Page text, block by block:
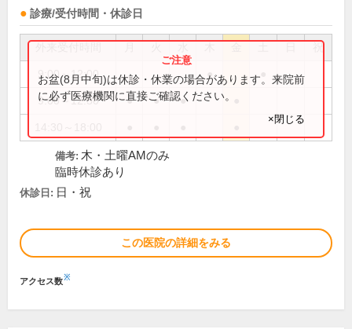
診療/受付時間・休診日
祝
9:00～12:00 ●
9:00～12:30 ● ● ●
お盆(8月中旬)は休診・休業の場合があります。来院前
に必ず医療機関に直接ご確認ください。
×閉じる
備考: 木・土曜AMのみ
臨時休診あり
休診日: 日・祝
この医院の詳細をみる
アクセス数※